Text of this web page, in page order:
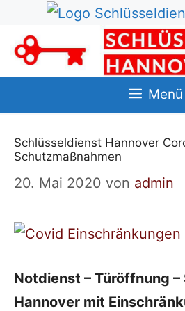
Zum
Inhalt
Menü
Schlüsseldienst Hannover
Schutzmaßnahmen
20. Mai 2020 von admin
Notdienst – Türöffnung
Hannover mit